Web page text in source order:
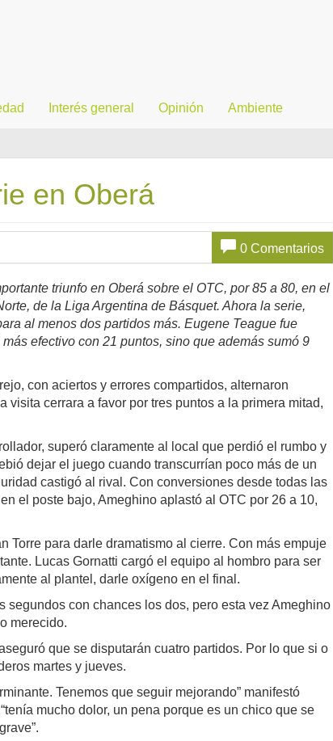
Interés general Opinión Ambiente
en Oberá
0 Comentarios
triunfo en Oberá sobre el OTC, por 85 a 80, en el
de la Liga Argentina de Básquet. Ahora la serie,
al menos dos partidos más. Eugene Teague fue
efectivo con 21 puntos, sino que además sumó 9
con aciertos y errores compartidos, alternaron
cerrara a favor por tres puntos a la primera mitad,
superó claramente al local que perdió el rumbo y
dejar el juego cuando transcurrían poco más de un
castigó al rival. Con conversiones desde todas las
el poste bajo, Ameghino aplastó al OTC por 26 a 10,
Torre para darle dramatismo al cierre. Con más empuje
Lucas Gornatti cargó el equipo al hombro para ser
al plantel, darle oxígeno en el final.
con chances los dos, pero esta vez Ameghino
merecido.
que se disputarán cuatro partidos. Por lo que si o
martes y jueves.
Tenemos que seguir mejorando” manifestó
mucho dolor, un pena porque es un chico que se